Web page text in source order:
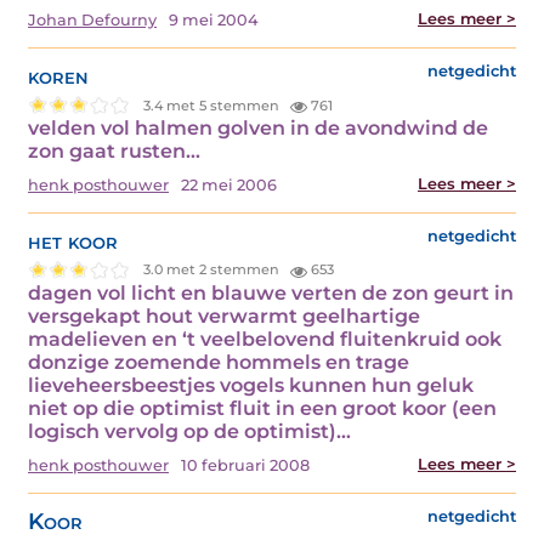
Johan Defourny 9 mei 2004 Lees meer >
koren netgedicht
3.4 met 5 stemmen 761
velden vol halmen golven in de avondwind de
zon gaat rusten…
henk posthouwer 22 mei 2006 Lees meer >
het koor netgedicht
3.0 met 2 stemmen 653
dagen vol licht en blauwe verten de zon geurt in
versgekapt hout verwarmt geelhartige
madelieven en ‘t veelbelovend fluitenkruid ook
donzige zoemende hommels en trage
lieveheersbeestjes vogels kunnen hun geluk
niet op die optimist fluit in een groot koor (een
logisch vervolg op de optimist)…
henk posthouwer 10 februari 2008 Lees meer >
Koor netgedicht